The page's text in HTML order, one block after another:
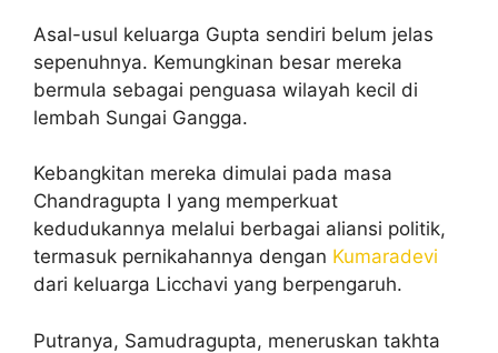
Asal-usul keluarga Gupta sendiri belum jelas
sepenuhnya. Kemungkinan besar mereka
bermula sebagai penguasa wilayah kecil di
lembah Sungai Gangga.
Kebangkitan mereka dimulai pada masa
Chandragupta I yang memperkuat
kedudukannya melalui berbagai aliansi politik,
termasuk pernikahannya dengan Kumaradevi
dari keluarga Licchavi yang berpengaruh.
Putranya, Samudragupta, meneruskan takhta